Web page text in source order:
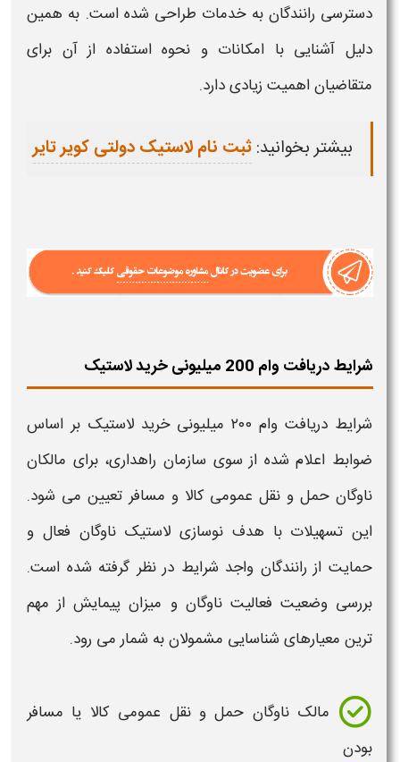
دسترسی رانندگان به خدمات طراحی شده است. به همین
دلیل آشنایی با امکانات و نحوه استفاده از آن برای
متقاضیان اهمیت زیادی دارد.
بیشتر بخوانید:ثبت نام لاستیک دولتی کویر تایر
شرایط دریافت وام 200 میلیونی خرید لاستیک
شرایط دریافت وام ۲۰۰ میلیونی خرید لاستیک بر اساس
ضوابط اعلام شده از سوی سازمان راهداری، برای مالکان
ناوگان حمل و نقل عمومی کالا و مسافر تعیین می شود.
این تسهیلات با هدف نوسازی لاستیک ناوگان فعال و
حمایت از رانندگان واجد شرایط در نظر گرفته شده است.
بررسی وضعیت فعالیت ناوگان و میزان پیمایش از مهم
ترین معیارهای شناسایی مشمولان به شمار می رود.
مالک ناوگان حمل و نقل عمومی کالا یا مسافر
بودن